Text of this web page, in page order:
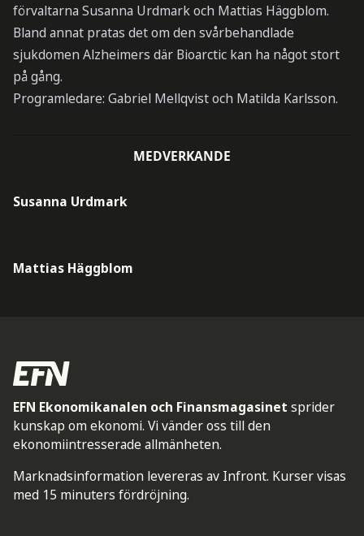
förvaltarna Susanna Urdmark och Mattias Häggblom.
Bland annat pratas det om den svårbehandlade
sjukdomen Alzheimers där Bioarctic kan ha något stort
på gång.
Programledare: Gabriel Mellqvist och Matilda Karlsson.
MEDVERKANDE
Susanna Urdmark
Mattias Häggblom
EFN Ekonomikanalen och Finansmagasinet sprider
kunskap om ekonomi. Vi vänder oss till den
ekonomiintresserade allmänheten.
Marknadsinformation levereras av Infront. Kurser visas
med 15 minuters fördröjning.